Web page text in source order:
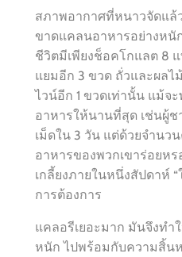
สภาพอากาศที่หนาวจัดแล้
ขาดแคลนอาหารอย่างหนั
ชีวิตมีเพียงช็อคโกแลต 8
แยมอีก 3 ขวด ถั่วและผลไ
ไวน์อีก 1 ขวดเท่านั้น แม้จ
อาหารให้นานที่สุด เช่นผู้ช
เม็ดใน 3 วัน แต่ด้วยจำนว
อาหารของพวกเขาร่อยหร
เกลี้ยงภายในหนึ่งสัปดาห์
การต้องการ
แคลอรีเยอะมาก มันจึงทำ
หนัก ไปพร้อมกับความสิ้น